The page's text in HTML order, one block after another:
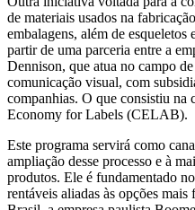
de materiais usados na
embalagens, além de
partir de uma parceria entre a
Dennison, que atua no campo
comunicação visual, com
companhias. O que consistiu
Economy for Labels (CELAB).
Este programa servirá como
ampliação desse processo e à
produtos. Ele é fundamentado
rentáveis aliadas às opções